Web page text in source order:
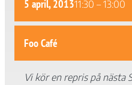
5 april, 201311:30 –13:00
Foo Café
Vi kör en repris på nästa